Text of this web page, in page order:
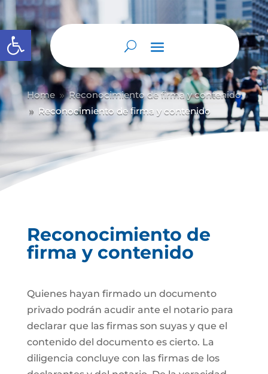
Abrir barra de herramientas
Home 9 Reconocimiento de firma y contenido
9 Reconocimiento de firma y contenido
Reconocimiento de
firma y contenido
Quienes hayan firmado un documento
privado podrán acudir ante el notario para
declarar que las firmas son suyas y que el
contenido del documento es cierto. La
diligencia concluye con las firmas de los